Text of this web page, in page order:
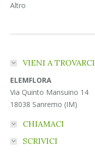
Altro
VIENI A TROVARCI
ELEMFLORA
Via Quinto Mansuino 14
18038 Sanremo (IM)
CHIAMACI
SCRIVICI